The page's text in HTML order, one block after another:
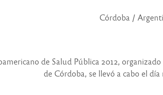
Córdoba /
de Salud Pública 2012,
de Córdoba, se llevó a cabo el